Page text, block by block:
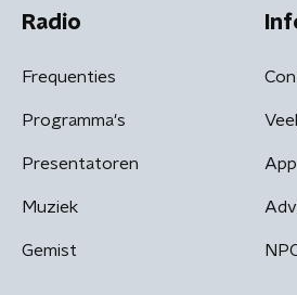
Radio
Frequenties
Programma's
Presentatoren
Muziek
Gemist